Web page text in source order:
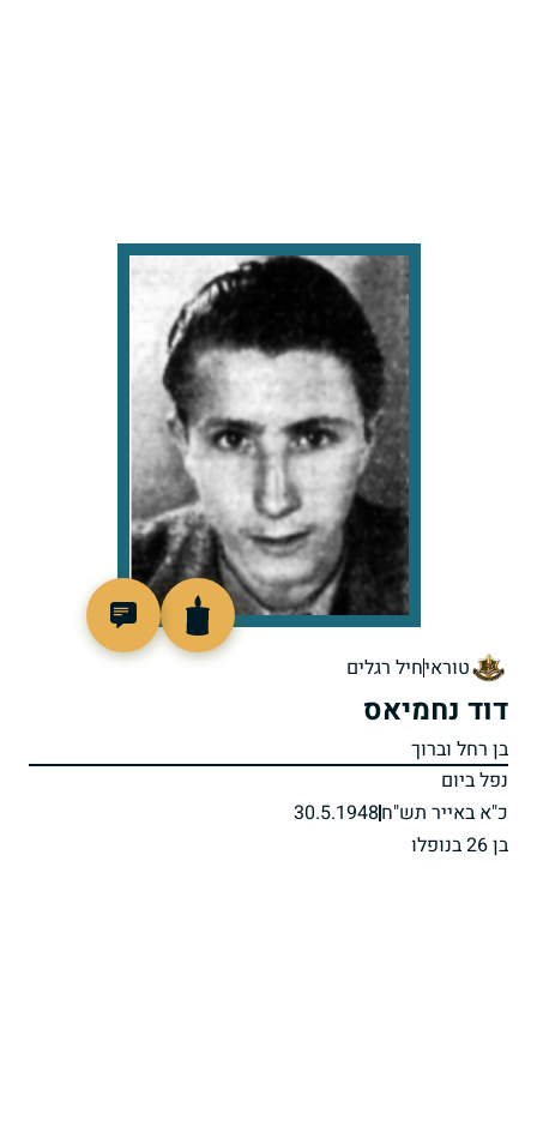
טוראיחיל רגלים
דוד נחמיאס
בן רחל וברוך
נפל ביום
כ"א באייר תש"ח30.5.1948
בן 26 בנופלו